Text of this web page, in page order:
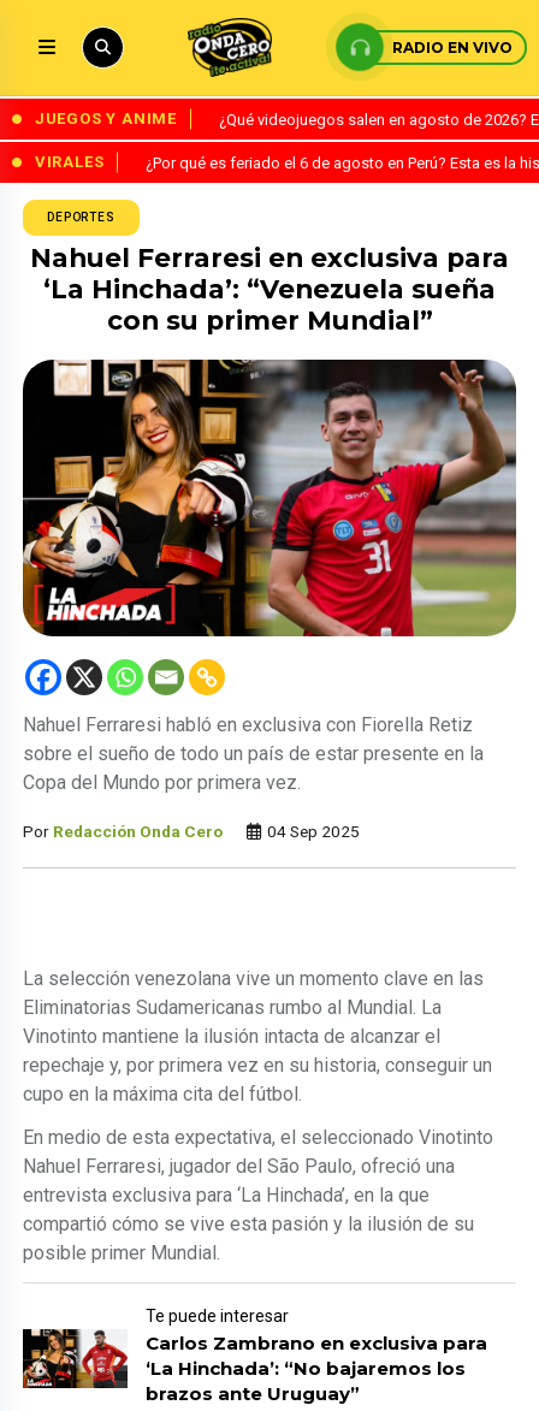
RADIO EN VIVO
JUEGOS Y ANIME ¿Qué videojuegos salen en agosto de
VIRALES ¿Por qué es feriado el 6 de agosto en Perú? Esta es la
DEPORTES
Nahuel Ferraresi en exclusiva para
‘La Hinchada’: “Venezuela sueña
con su primer Mundial”
Nahuel Ferraresi habló en exclusiva con Fiorella Retiz
sobre el sueño de todo un país de estar presente en la
Copa del Mundo por primera vez.
Por Redacción Onda Cero 04 Sep 2025
La selección venezolana vive un momento clave en las
Eliminatorias Sudamericanas rumbo al Mundial. La
Vinotinto mantiene la ilusión intacta de alcanzar el
repechaje y, por primera vez en su historia, conseguir un
cupo en la máxima cita del fútbol.
En medio de esta expectativa, el seleccionado Vinotinto
Nahuel Ferraresi, jugador del São Paulo, ofreció una
entrevista exclusiva para ‘La Hinchada’, en la que
compartió cómo se vive esta pasión y la ilusión de su
posible primer Mundial.
Te puede interesar
Carlos Zambrano en exclusiva para
‘La Hinchada’: “No bajaremos los
brazos ante Uruguay”